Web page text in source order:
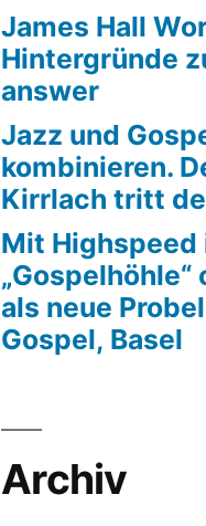
James Hall
Hintergründe
answer
Jazz und
kombinieren.
Kirrlach tritt
Mit Highspeed
„Gospelhöhle“
als neue
Gospel, Basel
Archiv